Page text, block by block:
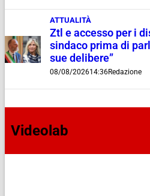
ATTUALITÀ
Ztl e accesso per i
sindaco prima di
sue delibere”
08/08/202614:36Redazione
Videolab